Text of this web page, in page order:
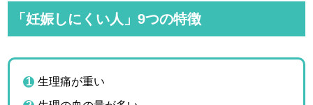
e
「妊娠しにくい人」9つの特徴
生理痛が重い